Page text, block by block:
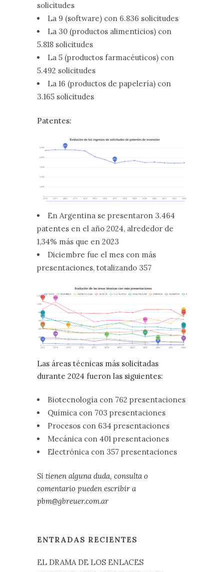
solicitudes
La 9 (software) con 6.836 solicitudes
La 30 (productos alimenticios) con
5.818 solicitudes
La 5 (productos farmacéuticos) con
5.492 solicitudes
La 16 (productos de papelería) con
3.165 solicitudes
Patentes:
En Argentina se presentaron 3.464
patentes en el año 2024, alrededor de
1,34% más que en 2023
Diciembre fue el mes con más
presentaciones, totalizando 357
Las áreas técnicas más solicitadas
durante 2024 fueron las siguientes:
Biotecnología con 762 presentaciones
Química con 703 presentaciones
Procesos con 634 presentaciones
Mecánica con 401 presentaciones
Electrónica con 357 presentaciones
Si tienen alguna duda, consulta o
comentario pueden escribir a
pbm@gbreuer.com.ar
ENTRADAS RECIENTES
EL DRAMA DE LOS ENLACES